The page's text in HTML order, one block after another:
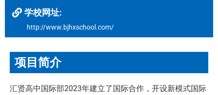
学校网址:
http://www.bjhxschool.com/
项目简介
汇贤高中国际部2023年建立了国际合作，开设新模式国际